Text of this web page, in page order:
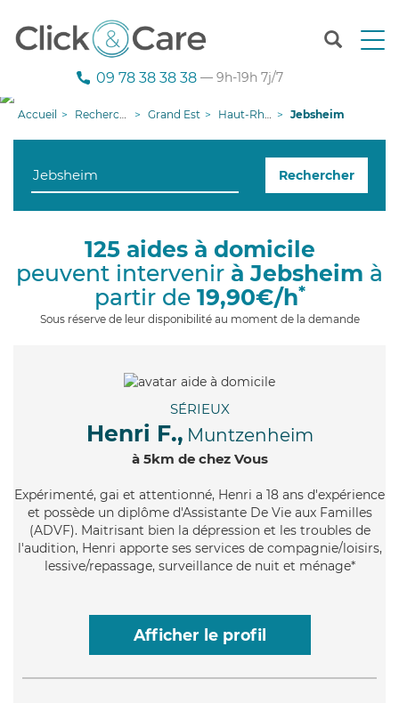
T
n
g
i
09 78 38 38 38 — 9h-19h 7j/7
Accueil Recherche aide à domicile Grand Est Haut-Rhin Jebsheim
Rechercher
125 aides à domicile
peuvent intervenir à Jebsheim à
partir de 19,90€/h*
Sous réserve de leur disponibilité au moment de la demande
SÉRIEUX
Henri F., Muntzenheim
à 5km de chez Vous
Expérimenté, gai et attentionné, Henri a 18 ans d'expérience
et possède un diplôme d'Assistante De Vie aux Familles
(ADVF). Maitrisant bien la dépression et les troubles de
l'audition, Henri apporte ses services de compagnie/loisirs,
lessive/repassage, surveillance de nuit et ménage*
Afficher le profil